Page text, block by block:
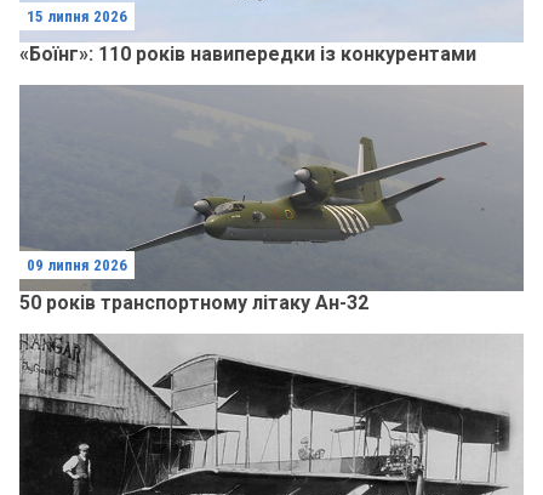
15 липня 2026
«Боїнг»: 110 років навипередки із конкурентами
09 липня 2026
50 років транспортному літаку Ан-32